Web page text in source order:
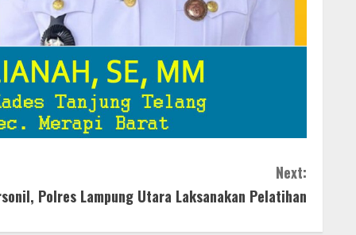
Next:
Polres Lampung Utara Laksanakan Pelatihan